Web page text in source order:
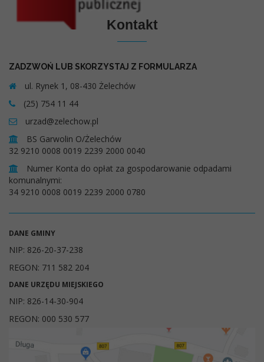
Kontakt
ZADZWOŃ LUB SKORZYSTAJ Z FORMULARZA
ul. Rynek 1, 08-430 Żelechów
(25) 754 11 44
urzad@zelechow.pl
BS Garwolin O/Żelechów
32 9210 0008 0019 2239 2000 0040
Numer Konta do opłat za gospodarowanie odpadami
komunalnymi:
34 9210 0008 0019 2239 2000 0780
DANE GMINY
NIP: 826-20-37-238
REGON: 711 582 204
DANE URZĘDU MIEJSKIEGO
NIP: 826-14-30-904
REGON: 000 530 577